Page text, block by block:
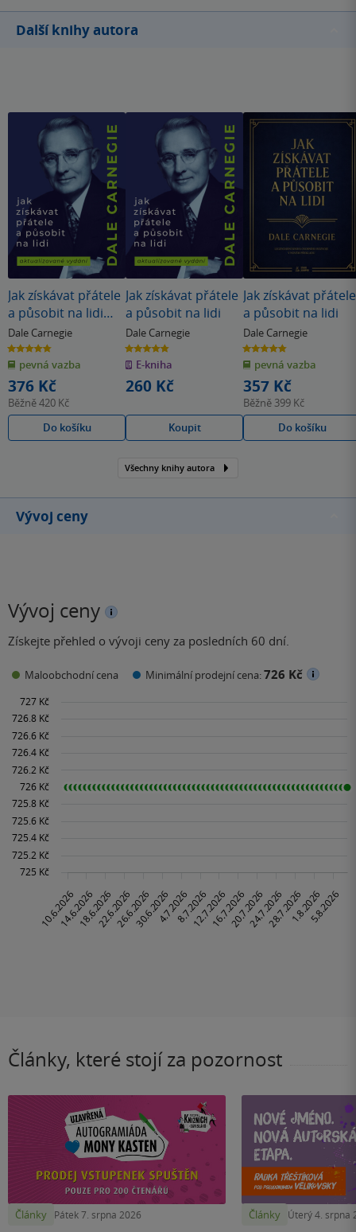
Další knihy autora
Jak získávat přátele
a působit na lidi
(nové vydání)
Dale Carnegie
4.8
z
5
hvězdiček
pevná vazba
376 Kč
Běžně420 Kč
Do košíku
Jak získávat přátele
a působit na lidi
Dale Carnegie
4.8
z
5
hvězdiček
E-kniha
260 Kč
Koupit
Jak získávat přátele
a působit na lidi
Dale Carnegie
4.8
z
5
hvězdiček
pevná vazba
357 Kč
Běžně 399 Kč
Do košíku
Všechny knihy autora
Vývoj ceny
Vývoj ceny
Získejte přehled o vývoji ceny za posledních 60 dní.
Maloobchodní cena Minimální prodejní cena:726 Kč
Články, které stojí za pozornost
Články Pátek 7. srpna 2026 Články Úterý 4. srpna